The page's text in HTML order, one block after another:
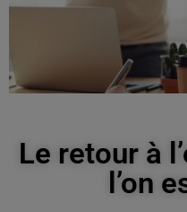
Le retour à
l’on